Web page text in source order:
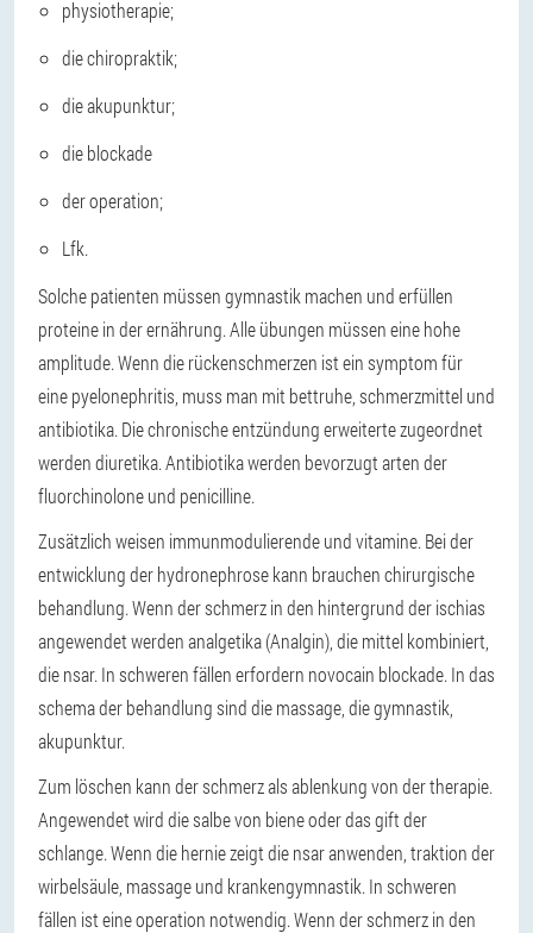
physiotherapie;
die chiropraktik;
die akupunktur;
die blockade
der operation;
Lfk.
Solche patienten müssen gymnastik machen und erfüllen
proteine in der ernährung. Alle übungen müssen eine hohe
amplitude. Wenn die rückenschmerzen ist ein symptom für
eine pyelonephritis, muss man mit bettruhe, schmerzmittel und
antibiotika. Die chronische entzündung erweiterte zugeordnet
werden diuretika. Antibiotika werden bevorzugt arten der
fluorchinolone und penicilline.
Zusätzlich weisen immunmodulierende und vitamine. Bei der
entwicklung der hydronephrose kann brauchen chirurgische
behandlung. Wenn der schmerz in den hintergrund der ischias
angewendet werden analgetika (Analgin), die mittel kombiniert,
die nsar. In schweren fällen erfordern novocain blockade. In das
schema der behandlung sind die massage, die gymnastik,
akupunktur.
Zum löschen kann der schmerz als ablenkung von der therapie.
Angewendet wird die salbe von biene oder das gift der
schlange. Wenn die hernie zeigt die nsar anwenden, traktion der
wirbelsäule, massage und krankengymnastik. In schweren
fällen ist eine operation notwendig. Wenn der schmerz in den